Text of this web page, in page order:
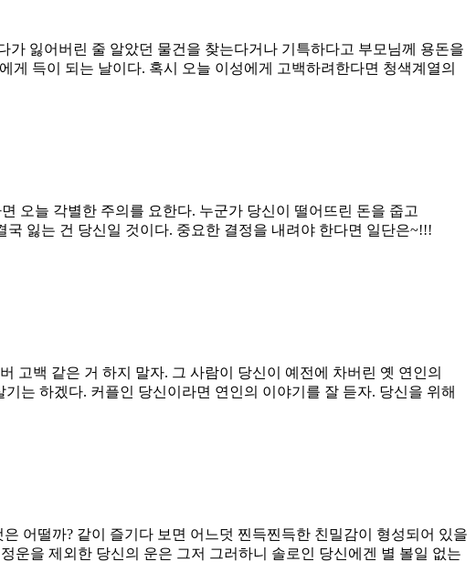
잃어버린 줄 알았던 물건을 찾는다거나 기특하다고 부모님께 용돈을
득이 되는 날이다. 혹시 오늘 이성에게 고백하려한다면 청색계열의
오늘 각별한 주의를 요한다. 누군가 당신이 떨어뜨린 돈을 줍고
잃는 건 당신일 것이다. 중요한 결정을 내려야 한다면 일단은~!!!
고백 같은 거 하지 말자. 그 사람이 당신이 예전에 차버린 옛 연인의
는 하겠다. 커플인 당신이라면 연인의 이야기를 잘 듣자. 당신을 위해
어떨까? 같이 즐기다 보면 어느덧 찐득찐득한 친밀감이 형성되어 있을
운을 제외한 당신의 운은 그저 그러하니 솔로인 당신에겐 별 볼일 없는